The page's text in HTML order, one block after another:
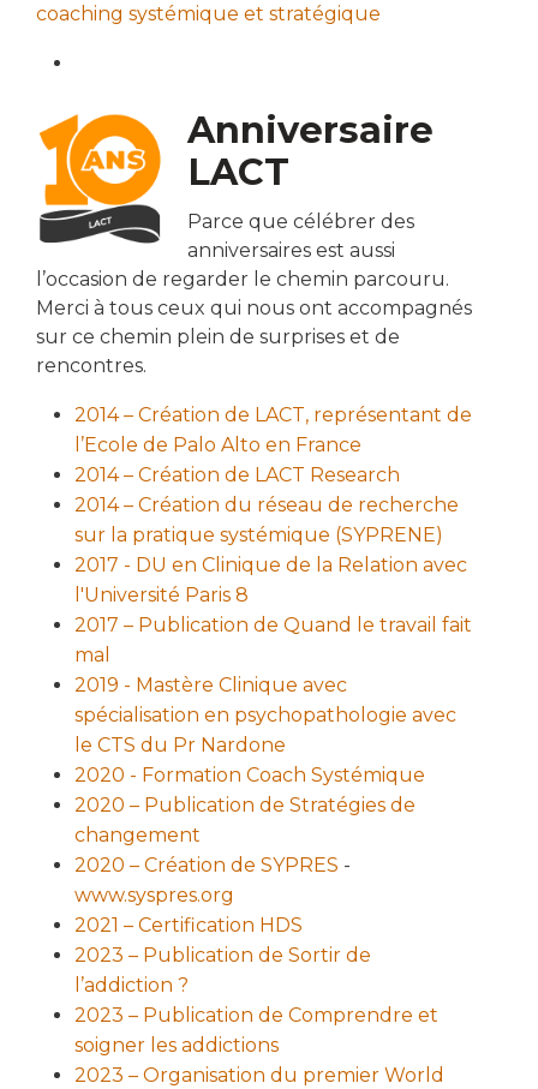
coaching systémique et stratégique
Anniversaire
LACT
Parce que célébrer des
anniversaires est aussi
l’occasion de regarder le chemin parcouru.
Merci à tous ceux qui nous ont accompagnés
sur ce chemin plein de surprises et de
rencontres.
2014 – Création de LACT, représentant de
l’Ecole de Palo Alto en France
2014 – Création de LACT Research
2014 – Création du réseau de recherche
sur la pratique systémique (SYPRENE)
2017 - DU en Clinique de la Relation avec
l'Université Paris 8
2017 – Publication de Quand le travail fait
mal
2019 - Mastère Clinique avec
spécialisation en psychopathologie avec
le CTS du Pr Nardone
2020 - Formation Coach Systémique
2020 – Publication de Stratégies de
changement
2020 – Création de SYPRES -
www.syspres.org
2021 – Certification HDS
2023 – Publication de Sortir de
l’addiction ?
2023 – Publication de Comprendre et
soigner les addictions
2023 – Organisation du premier World